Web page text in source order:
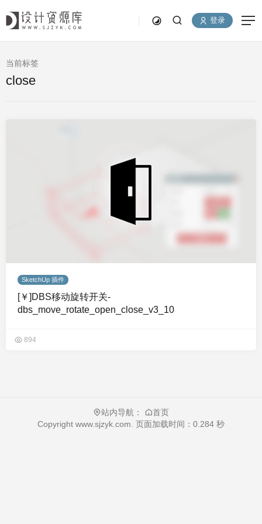
登录
当前标签
close
SketchUp 插件
[￥]DBS移动旋转开关-
dbs_move_rotate_open_close_v3_10
894
站内导航：
首页
Copyright www.sjzyk.com . 页面加载时间：0.284 秒